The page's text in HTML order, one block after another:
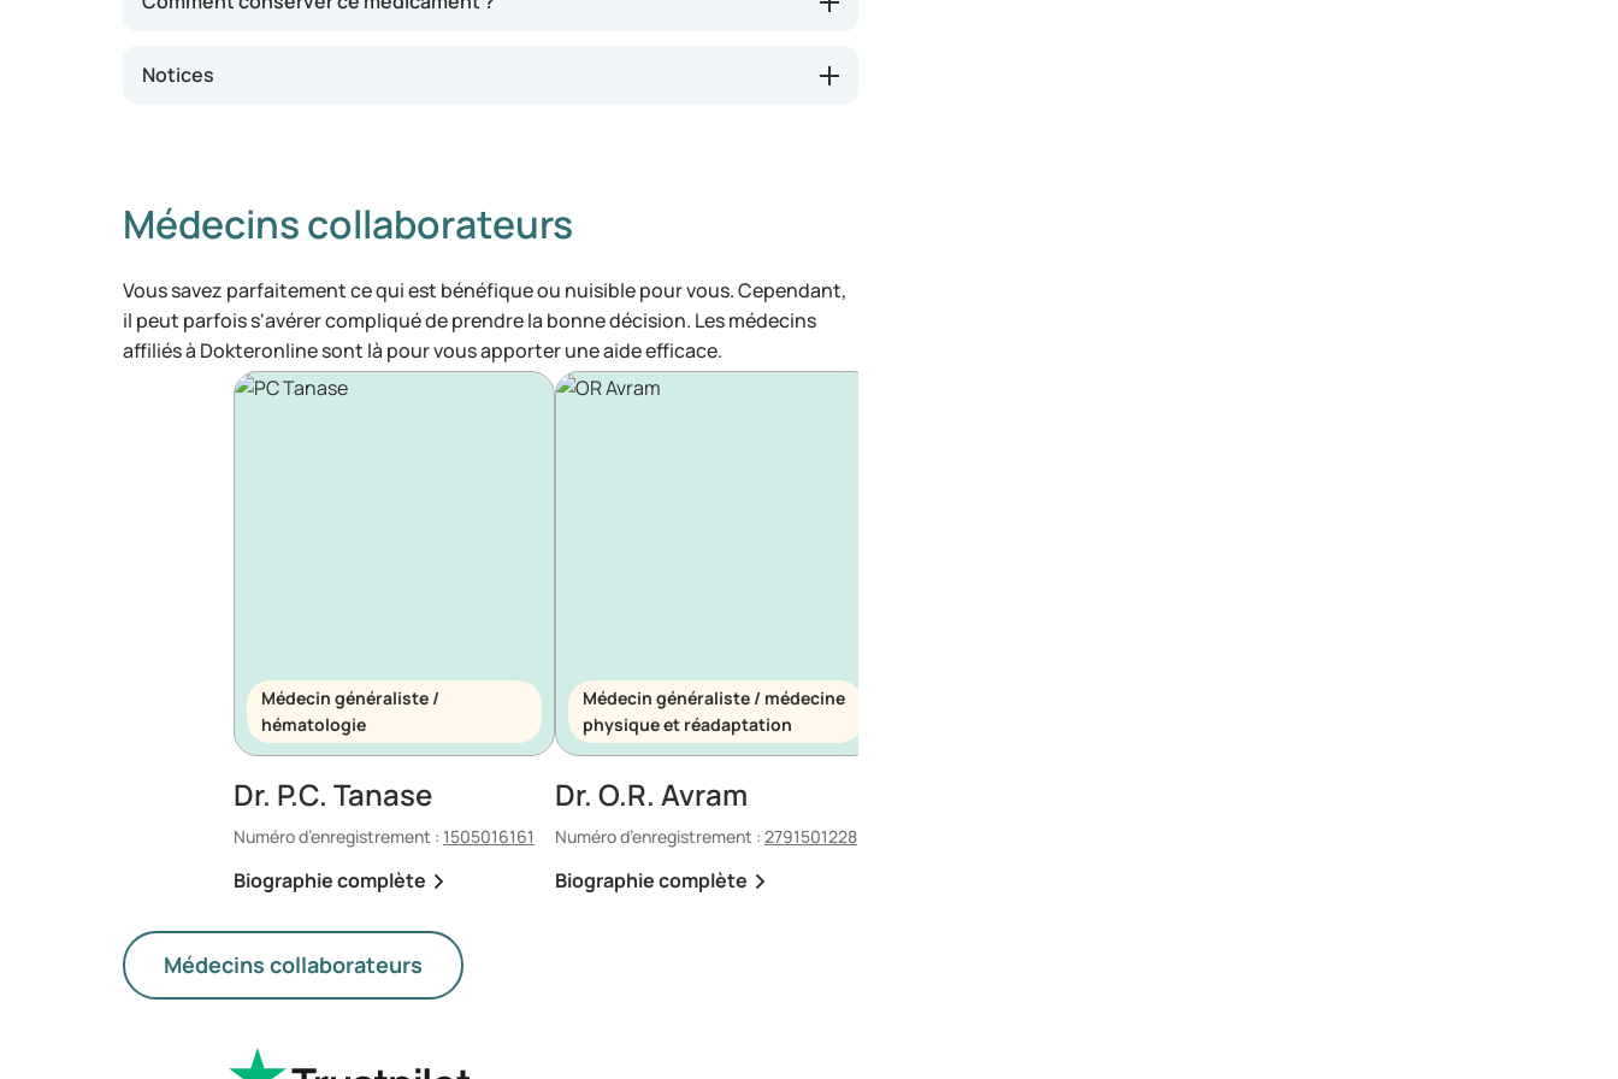
Notices
Médecins collaborateurs
Vous savez parfaitement ce qui est bénéfique ou nuisible pour vous. Cependant,
il peut parfois s'avérer compliqué de prendre la bonne décision. Les médecins
affiliés à Dokteronline sont là pour vous apporter une aide efficace.
Médecin généraliste /
hématologie
Dr. P.C. Tanase
Numéro d’enregistrement : 1505016161
Biographie complète
Médecin généraliste / médecine
physique et réadaptation
Dr. O.R. Avram
Numéro d’enregistrement : 2791501228
Biographie complète
Médecins collaborateurs